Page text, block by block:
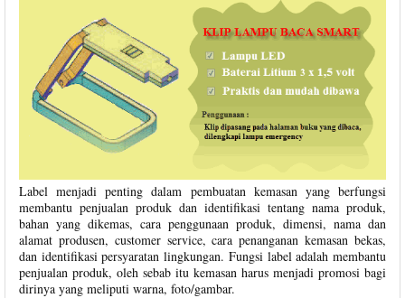
Label menjadi penting dalam pembuatan kemasan yang berfungsi
membantu penjualan produk dan identifikasi tentang nama produk,
bahan yang dikemas, cara penggunaan produk, dimensi, nama dan
alamat produsen, customer service, cara penanganan kemasan bekas,
dan identifikasi persyaratan lingkungan. Fungsi label adalah membantu
penjualan produk, oleh sebab itu kemasan harus menjadi promosi bagi
dirinya yang meliputi warna, foto/gambar.